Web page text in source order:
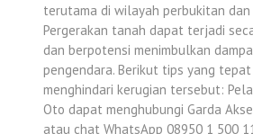
terutama di wilayah perbukitan
Pergerakan tanah dapat terjadi
dan berpotensi menimbulkan
pengendara. Berikut tips yang
menghindari kerugian tersebut:
Oto dapat menghubungi Garda
atau chat WhatsApp 08950 1 500